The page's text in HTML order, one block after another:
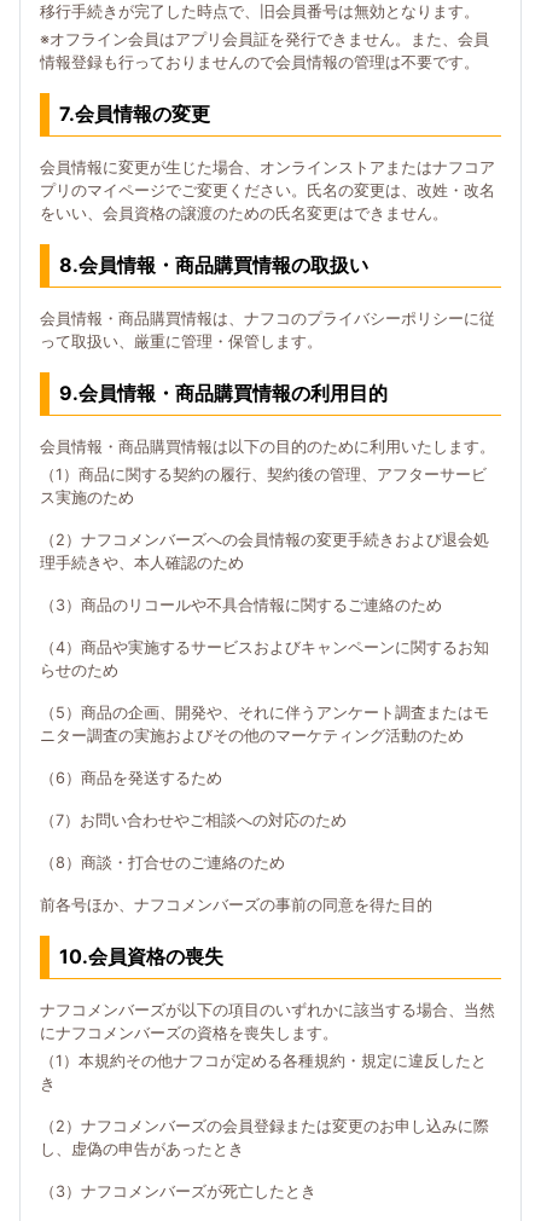
移行手続きが完了した時点で、旧会員番号は無効となります。
※オフライン会員はアプリ会員証を発行できません。また、会員
情報登録も行っておりませんので会員情報の管理は不要です。
7.会員情報の変更
会員情報に変更が生じた場合、オンラインストアまたはナフコア
プリのマイページでご変更ください。氏名の変更は、改姓・改名
をいい、会員資格の譲渡のための氏名変更はできません。
8.会員情報・商品購買情報の取扱い
会員情報・商品購買情報は、ナフコのプライバシーポリシーに従
って取扱い、厳重に管理・保管します。
9.会員情報・商品購買情報の利用目的
会員情報・商品購買情報は以下の目的のために利用いたします。
（1）商品に関する契約の履行、契約後の管理、アフターサービ
ス実施のため
（2）ナフコメンバーズへの会員情報の変更手続きおよび退会処
理手続きや、本人確認のため
（3）商品のリコールや不具合情報に関するご連絡のため
（4）商品や実施するサービスおよびキャンペーンに関するお知
らせのため
（5）商品の企画、開発や、それに伴うアンケート調査またはモ
ニター調査の実施およびその他のマーケティング活動のため
（6）商品を発送するため
（7）お問い合わせやご相談への対応のため
（8）商談・打合せのご連絡のため
前各号ほか、ナフコメンバーズの事前の同意を得た目的
10.会員資格の喪失
ナフコメンバーズが以下の項目のいずれかに該当する場合、当然
にナフコメンバーズの資格を喪失します。
（1）本規約その他ナフコが定める各種規約・規定に違反したと
き
（2）ナフコメンバーズの会員登録または変更のお申し込みに際
し、虚偽の申告があったとき
（3）ナフコメンバーズが死亡したとき